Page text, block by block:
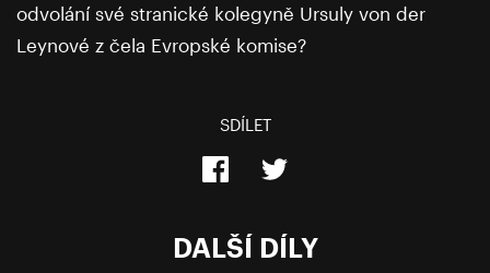
odvolání své stranické kolegyně Ursuly von der
Leynové z čela Evropské komise?
SDÍLET
DALŠÍ DÍLY